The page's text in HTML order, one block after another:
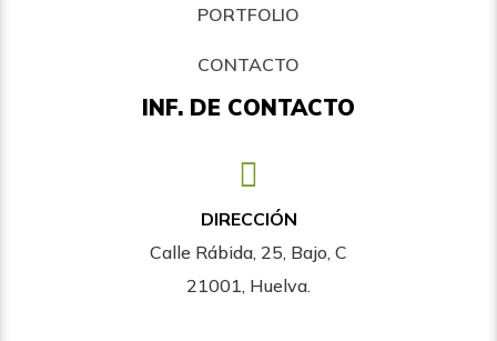
PORTFOLIO
CONTACTO
INF. DE CONTACTO
DIRECCIÓN
Calle Rábida, 25, Bajo, C
21001, Huelva.